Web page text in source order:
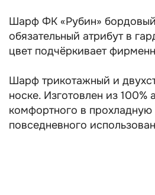
Шарф ФК «Рубин»
обязательный атрибут в
цвет подчёркивает
Шарф трикотажный и
носке. Изготовлен из
комфортного в
повседневного